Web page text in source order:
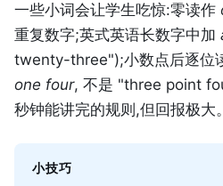
一些小词会让学生吃惊:零读作
重复数字;英式英语长数字中加
twenty-three");小数点后逐位
one four, 不是 "three point
秒钟能讲完的规则,但回报极大。
小技巧